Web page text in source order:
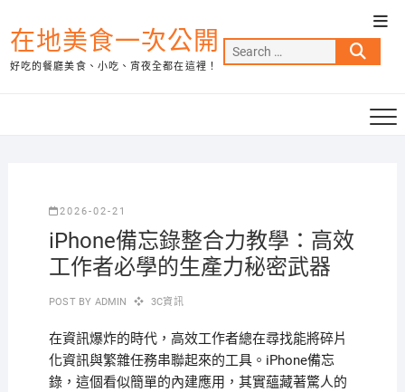
to
content
在地美食一次公開
好吃的餐廳美食、小吃、宵夜全都在這裡！
Search
…
2026-02-21
iPhone備忘錄整合力教學：高效
工作者必學的生產力秘密武器
POST BY ADMIN 3C資訊
在資訊爆炸的時代，高效工作者總在尋找能將碎片
化資訊與繁雜任務串聯起來的工具。iPhone備忘
錄，這個看似簡單的內建應用，其實蘊藏著驚人的